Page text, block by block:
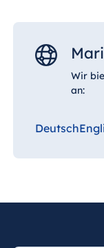
Wir
an:
Deutsch